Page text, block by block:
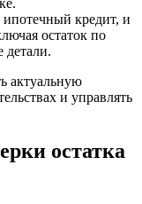
кредит, и
остаток по
детали.
актуальную
и управлять
остатка